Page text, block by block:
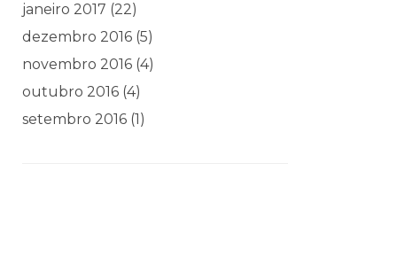
janeiro 2017 (22)
dezembro 2016 (5)
novembro 2016 (4)
outubro 2016 (4)
setembro 2016 (1)